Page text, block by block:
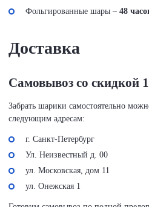
Фольгированные шары – 48
Доставка
Самовывоз со скидкой
Забрать шарики самостоятельно
следующим адресам:
г. Санкт-Петербург
Ул. Неизвестный д. 00
ул. Московская, дом 11
ул. Онежская 1